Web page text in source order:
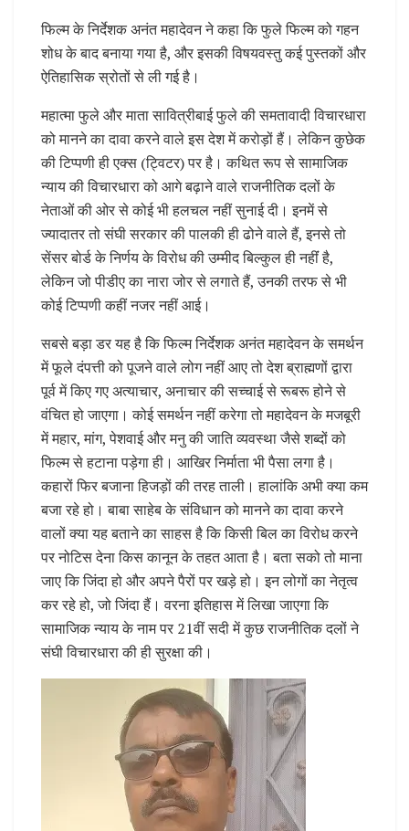
फिल्म के निर्देशक अनंत महादेवन ने कहा कि फुले फिल्म को गहन
शोध के बाद बनाया गया है, और इसकी विषयवस्तु कई पुस्तकों और
ऐतिहासिक स्रोतों से ली गई है।
महात्मा फुले और माता सावित्रीबाई फुले की समतावादी विचारधारा
को मानने का दावा करने वाले इस देश में करोड़ों हैं। लेकिन कुछेक
की टिप्पणी ही एक्स (ट्विटर) पर है। कथित रूप से सामाजिक
न्याय की विचारधारा को आगे बढ़ाने वाले राजनीतिक दलों के
नेताओं की ओर से कोई भी हलचल नहीं सुनाई दी। इनमें से
ज्यादातर तो संघी सरकार की पालकी ही ढोने वाले हैं, इनसे तो
सेंसर बोर्ड के निर्णय के विरोध की उम्मीद बिल्कुल ही नहींं है,
लेकिन जो पीडीए का नारा जोर से लगाते हैं, उनकी तरफ से भी
कोई टिप्पणी कहीं नजर नहीं आई।
सबसे बड़ा डर यह है कि फिल्म निर्देशक अनंत महादेवन के समर्थन
में फूले दंपत्ती को पूजने वाले लोग नहीं आए तो देश ब्राह्मणों द्वारा
पूर्व में किए गए अत्याचार, अनाचार की सच्चाई से रूबरू होने से
वंचित हो जाएगा। कोई समर्थन नहीं करेगा तो महादेवन के मजबूरी
में महार, मांग, पेशवाई और मनु की जाति व्यवस्था जैसे शब्दों को
फिल्म से हटाना पड़ेगा ही। आखिर निर्माता भी पैसा लगा है।
कहारों फिर बजाना हिजड़ों की तरह ताली। हालांकि अभी क्या कम
बजा रहे हो। बाबा साहेब के संविधान को मानने का दावा करने
वालों क्या यह बताने का साहस है कि किसी बिल का विरोध करने
पर नोटिस देना किस कानून के तहत आता है। बता सको तो माना
जाए कि जिंदा हो और अपने पैरों पर खड़े हो। इन लोगों का नेतृत्व
कर रहे हो, जो जिंदा हैं। वरना इतिहास में लिखा जाएगा कि
सामाजिक न्याय के नाम पर 21वीं सदी में कुछ राजनीतिक दलों ने
संघी विचारधारा की ही सुरक्षा की।